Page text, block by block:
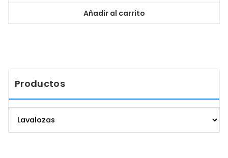
Añadir al carrito
Productos